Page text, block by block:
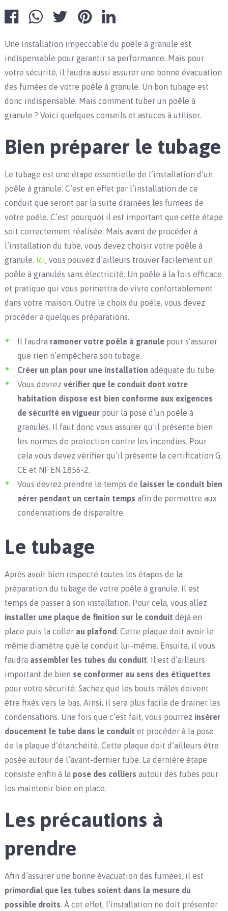
Une installation impeccable du poêle à granule est
indispensable pour garantir sa performance. Mais pour
votre sécurité, il faudra aussi assurer une bonne évacuation
des fumées de votre poêle à granule. Un bon tubage est
donc indispensable. Mais comment tuber un poêle à
granule ? Voici quelques conseils et astuces à utiliser.
Bien préparer le tubage
Le tubage est une étape essentielle de l’installation d’un
poêle à granule. C’est en effet par l’installation de ce
conduit que seront par la suite drainées les fumées de
votre poêle. C’est pourquoi il est important que cette étape
soit correctement réalisée. Mais avant de procéder à
l’installation du tube, vous devez choisir votre poêle à
granule. Ici, vous pouvez d’ailleurs trouver facilement un
poêle à granulés sans électricité. Un poêle à la fois efficace
et pratique qui vous permettra de vivre confortablement
dans votre maison. Outre le choix du poêle, vous devez
procéder à quelques préparations.
Il faudra ramoner votre poêle à granulepour s’assurer
que rien n’empêchera son tubage.
Créer un plan pour une installation adéquate du tube.
Vous devrez vérifier que le conduit dont votre
habitation dispose est bien conforme aux exigences
de sécurité en vigueur pour la pose d’un poêle à
granulés. Il faut donc vous assurer qu’il présente bien
les normes de protection contre les incendies. Pour
cela vous devez vérifier qu’il présente la certification G,
CE et NF EN 1856-2.
Vous devrez prendre le temps de laisser le conduit bien
aérer pendant un certain temps afin de permettre aux
condensations de disparaître.
Le tubage
Après avoir bien respecté toutes les étapes de la
préparation du tubage de votre poêle à granule. Il est
temps de passer à son installation. Pour cela, vous allez
installer une plaque de finition sur le conduit déjà en
place puis la coller au plafond. Cette plaque doit avoir le
même diamètre que le conduit lui-même. Ensuite, il vous
faudra assembler les tubes du conduit. Il est d’ailleurs
important de bien se conformer au sens des étiquettes
pour votre sécurité. Sachez que les bouts mâles doivent
être fixés vers le bas. Ainsi, il sera plus facile de drainer les
condensations. Une fois que c’est fait, vous pourrez insérer
doucement le tube dans le conduit et procéder à la pose
de la plaque d’étanchéité. Cette plaque doit d’ailleurs être
posée autour de l’avant-dernier tube. La dernière étape
consiste enfin à la pose des colliers autour des tubes pour
les maintenir bien en place.
Les précautions à
prendre
Afin d’assurer une bonne évacuation des fumées, il est
primordial que les tubes soient dans la mesure du
possible droits. À cet effet, l’installation ne doit présenter